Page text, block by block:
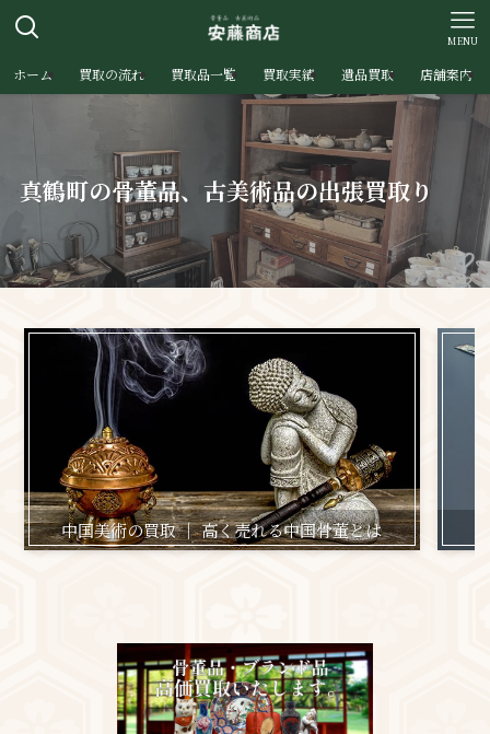
MENU
ホーム 買取の流れ 買取品一覧 買取実績 遺品買取 店舗案内
真鶴町の骨董品、古美術品の出張買取り
中国美術の買取 ｜ 高く売れる中国骨董とは